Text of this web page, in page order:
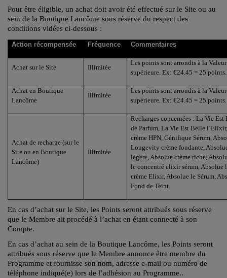
Pour être éligible, un achat doit avoir été effectué sur le Site ou au
sein de la Boutique Lancôme sous réserve du respect des
conditions vidées ci-dessous :
Action récompensée Fréquence Commentaires
Achat sur le Site Illimitée
Les points sont arrondis à la Valeur
supérieure. Ex: €24.45 = 25 points.
Achat en Boutique
Lancôme
Illimitée
Les points sont arrondis à la Valeur
supérieure. Ex: €24.45 = 25 points.
Achat de recharge (sur le
Site ou en Boutique
Lancôme)
Illimitée
Recharges concernées : La Vie Est
de Parfum, La Vie Est Belle l’
crème HPN, Génifique Sérum,
Longevity crème fondante,
légère, Absolue crème riche,
le concentré elixir sérum, Absolue l
crème Elixir, Absolue le Sérum,
Fond de Teint.
En cas d’achat sur le Site, les Points seront attribués sous réserve
que le Membre ait procédé à l’achat en étant connecté à son
Compte.
En cas d’achat au sein de la Boutique Lancôme, les Points seront
attribués sous réserve que le Membre annonce être membre du
Programme et fournisse son nom, adresse e-mail ou numéro de
téléphone indiqué(e) lors de l’adhésion au Programme..